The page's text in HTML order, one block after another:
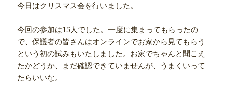
今日はクリスマス会を行いました。
今回の参加は15人でした。一度に集まってもらったの
で、保護者の皆さんはオンラインでお家から見てもらう
という初の試みもいたしました。お家でちゃんと聞こえ
たかどうか、まだ確認できていませんが、うまくいって
たらいいな。